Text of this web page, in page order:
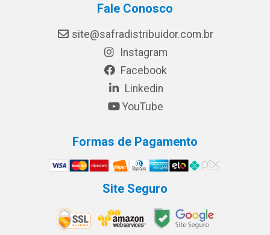
Fale Conosco
site@safradistribuidor.com.br
Instagram
Facebook
Linkedin
YouTube
Formas de Pagamento
Site Seguro